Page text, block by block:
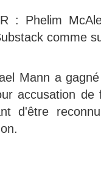
: Phelim
comme
Mann a
accusation de
d'être